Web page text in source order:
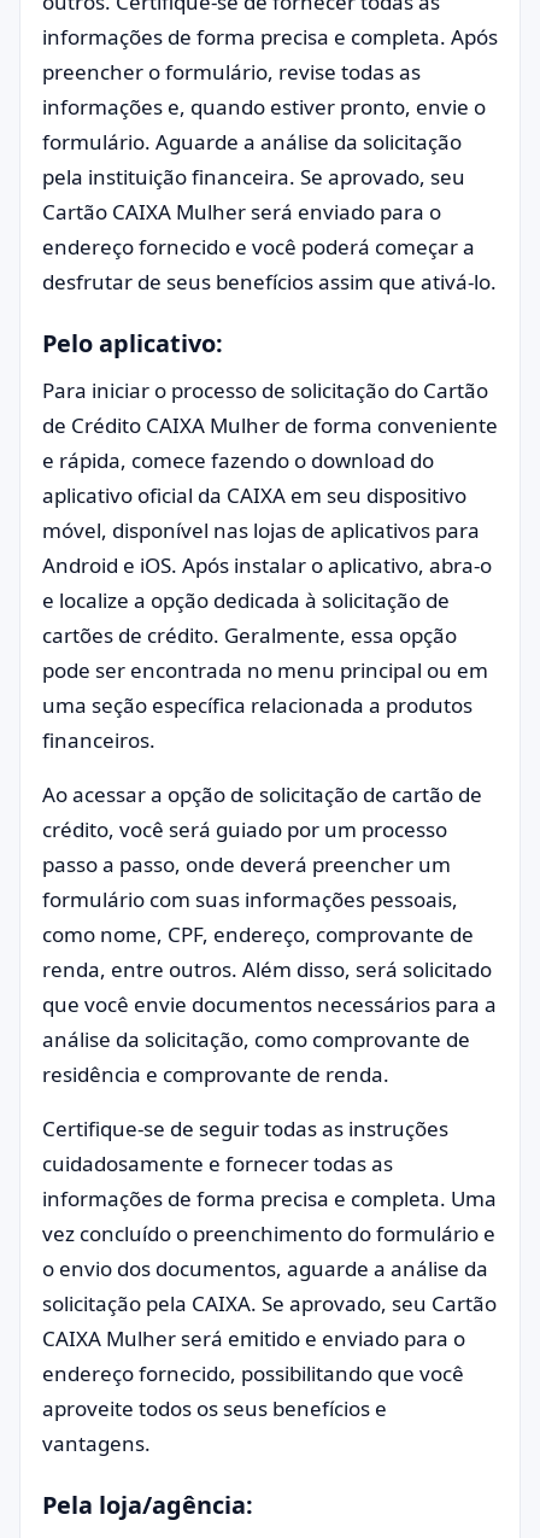
informações de forma precisa e completa. Após
preencher o formulário, revise todas as
informações e, quando estiver pronto, envie o
formulário. Aguarde a análise da solicitação
pela instituição financeira. Se aprovado, seu
Cartão CAIXA Mulher será enviado para o
endereço fornecido e você poderá começar a
desfrutar de seus benefícios assim que ativá-lo.
Pelo aplicativo:
Para iniciar o processo de solicitação do Cartão
de Crédito CAIXA Mulher de forma conveniente
e rápida, comece fazendo o download do
aplicativo oficial da CAIXA em seu dispositivo
móvel, disponível nas lojas de aplicativos para
Android e iOS. Após instalar o aplicativo, abra-o
e localize a opção dedicada à solicitação de
cartões de crédito. Geralmente, essa opção
pode ser encontrada no menu principal ou em
uma seção específica relacionada a produtos
financeiros.
Ao acessar a opção de solicitação de cartão de
crédito, você será guiado por um processo
passo a passo, onde deverá preencher um
formulário com suas informações pessoais,
como nome, CPF, endereço, comprovante de
renda, entre outros. Além disso, será solicitado
que você envie documentos necessários para a
análise da solicitação, como comprovante de
residência e comprovante de renda.
Certifique-se de seguir todas as instruções
cuidadosamente e fornecer todas as
informações de forma precisa e completa. Uma
vez concluído o preenchimento do formulário e
o envio dos documentos, aguarde a análise da
solicitação pela CAIXA. Se aprovado, seu Cartão
CAIXA Mulher será emitido e enviado para o
endereço fornecido, possibilitando que você
aproveite todos os seus benefícios e
vantagens.
Pela loja/agência: